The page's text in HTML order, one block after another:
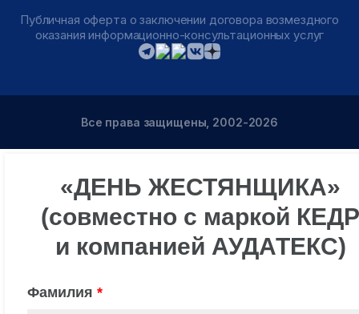
Публичная оферта о заключении договора возмездного
оказания информационно-консультационных услуг
Все права защищены, 2002-2026